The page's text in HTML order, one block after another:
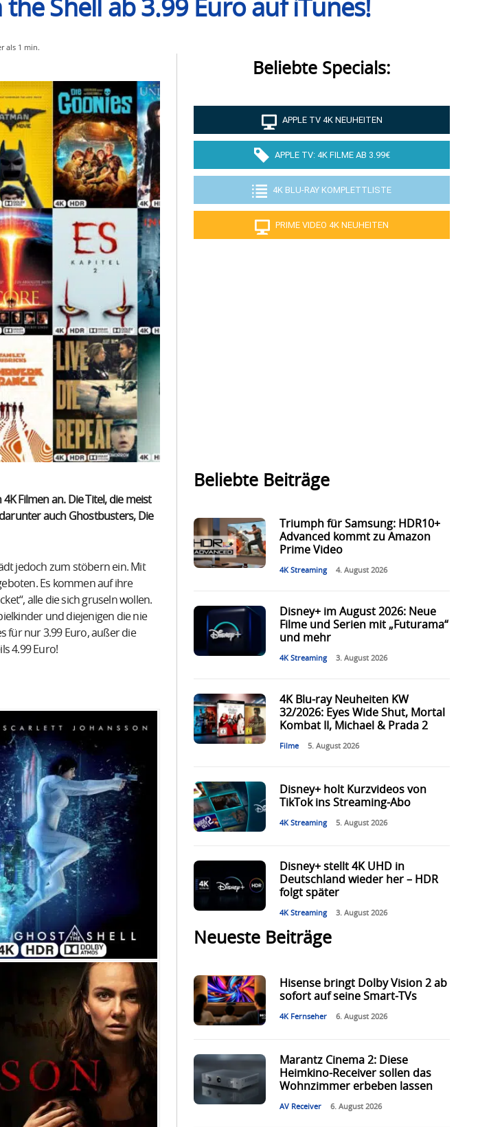
Shell ab 3.99 Euro auf iTunes!
als 1 min.
Filmen an. Die Titel, die meist
auch Ghostbusters, Die
jedoch zum stöbern ein. Mit
Es kommen auf ihre
alle die sich gruseln wollen.
und diejenigen die nie
für nur 3.99 Euro, außer die
4.99 Euro!
Beliebte Specials:
APPLE TV 4K NEUHEITEN
APPLE TV: 4K FILME AB 3.99€
4K BLU-RAY KOMPLETTLISTE
PRIME VIDEO 4K NEUHEITEN
Beliebte Beiträge
Triumph für Samsung: HDR10+
Advanced kommt zu Amazon
Prime Video
4K Streaming 4. August 2026
Disney+ im August 2026: Neue
Filme und Serien mit „Futurama“
und mehr
4K Streaming 3. August 2026
4K Blu-ray Neuheiten KW
32/2026: Eyes Wide Shut, Mortal
Kombat II, Michael & Prada 2
Filme 5. August 2026
Disney+ holt Kurzvideos von
TikTok ins Streaming-Abo
4K Streaming 5. August 2026
Disney+ stellt 4K UHD in
Deutschland wieder her – HDR
folgt später
4K Streaming 3. August 2026
Neueste Beiträge
Hisense bringt Dolby Vision 2 ab
sofort auf seine Smart-TVs
4K Fernseher 6. August 2026
Marantz Cinema 2: Diese
Heimkino-Receiver sollen das
Wohnzimmer erbeben lassen
AV Receiver 6. August 2026